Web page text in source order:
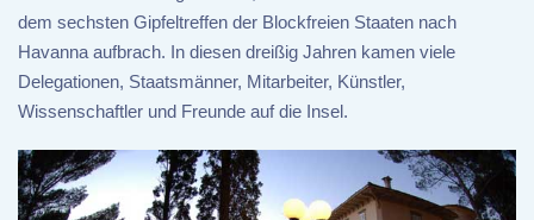
dem sechsten Gipfeltreffen der Blockfreien Staaten nach
Havanna aufbrach. In diesen dreißig Jahren kamen viele
Delegationen, Staatsmänner, Mitarbeiter, Künstler,
Wissenschaftler und Freunde auf die Insel.